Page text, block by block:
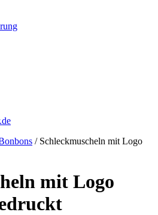
/Schleckmuscheln mit Logo
mit Logo